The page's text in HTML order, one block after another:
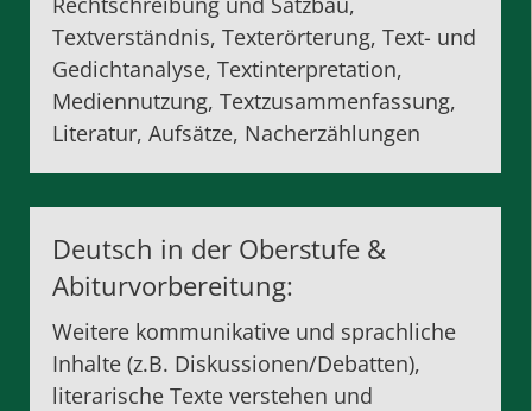
Textverständnis, Texterörterung, Text- und
Gedichtanalyse, Textinterpretation,
Mediennutzung, Textzusammenfassung,
Literatur, Aufsätze, Nacherzählungen
Deutsch in der Oberstufe &
Abiturvorbereitung:
Weitere kommunikative und sprachliche
Inhalte (z.B. Diskussionen/Debatten),
literarische Texte verstehen und